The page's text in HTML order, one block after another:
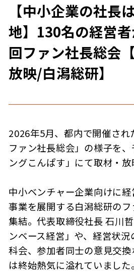
【中小企業の社長
地】130名の経営
回ファン社長総会
放映/白潟総研】
2026年5月、都内で開催され
ファン社長総会」の様子を
ングこんぱす」にて取材・放
中小ベンチャー企業向けに
事業を展開する白潟総研の
集結。代表取締役社長 石川
ンベース経営」や、経営状
科会、参加者同士の意見交
は終始熱気に溢れていました。